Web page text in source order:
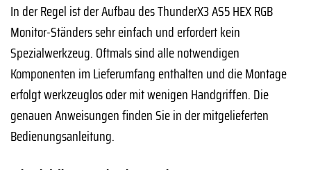
In der Regel ist der Aufbau des ThunderX3 AS5 HEX RGB
Monitor-Ständers sehr einfach und erfordert kein
Spezialwerkzeug. Oftmals sind alle notwendigen
Komponenten im Lieferumfang enthalten und die Montage
erfolgt werkzeuglos oder mit wenigen Handgriffen. Die
genauen Anweisungen finden Sie in der mitgelieferten
Bedienungsanleitung.